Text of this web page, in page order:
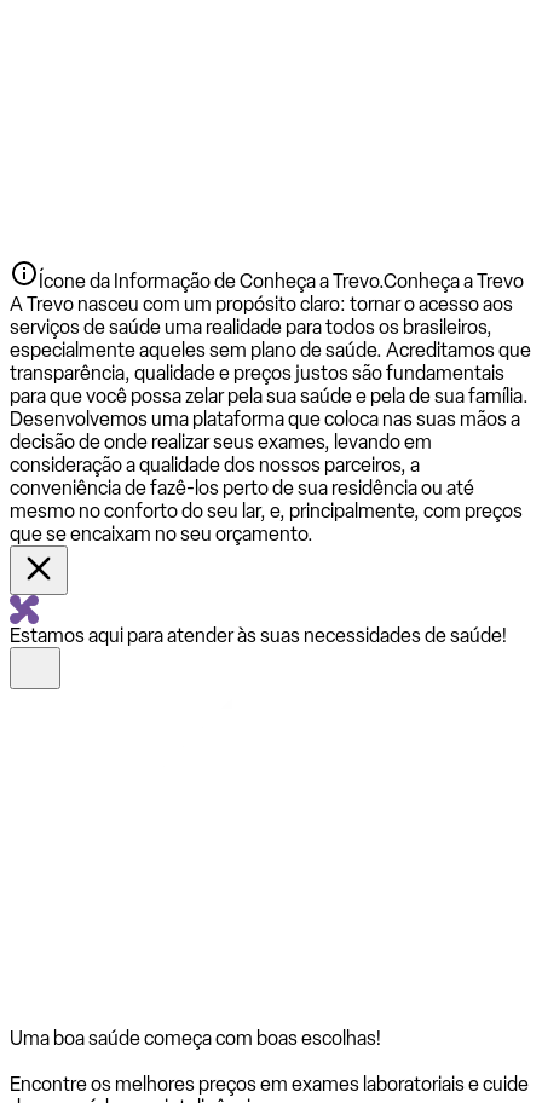
Ícone da Informação de Conheça a Trevo.Conheça a Trevo
A Trevo nasceu com um propósito claro: tornar o acesso aos
serviços de saúde uma realidade para todos os brasileiros,
especialmente aqueles sem plano de saúde. Acreditamos que
transparência, qualidade e preços justos são fundamentais
para que você possa zelar pela sua saúde e pela de sua família.
Desenvolvemos uma plataforma que coloca nas suas mãos a
decisão de onde realizar seus exames, levando em
consideração a qualidade dos nossos parceiros, a
conveniência de fazê-los perto de sua residência ou até
mesmo no conforto do seu lar, e, principalmente, com preços
que se encaixam no seu orçamento.
Estamos aqui para atender às suas necessidades de saúde!
Uma boa saúde começa com boas escolhas!
Encontre os melhores preços em exames laboratoriais e cuide